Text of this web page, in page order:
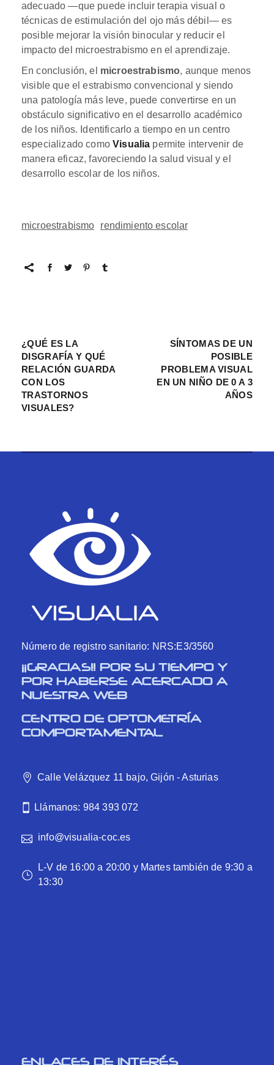
adecuado —que puede incluir terapia visual o
técnicas de estimulación del ojo más débil— es
posible mejorar la visión binocular y reducir el
impacto del microestrabismo en el aprendizaje.
En conclusión, el microestrabismo, aunque menos
visible que el estrabismo convencional y siendo
una patología más leve, puede convertirse en un
obstáculo significativo en el desarrollo académico
de los niños. Identificarlo a tiempo en un centro
especializado comoVisualia permite intervenir de
manera eficaz, favoreciendo la salud visual y el
desarrollo escolar de los niños.
microestrabismo rendimiento escolar
¿QUÉ ES LA
DISGRAFÍA Y QUÉ
RELACIÓN GUARDA
CON LOS
TRASTORNOS
VISUALES?
SÍNTOMAS DE UN
POSIBLE
PROBLEMA VISUAL
EN UN NIÑO DE 0 A 3
AÑOS
Número de registro sanitario: NRS:E3/3560
¡¡GRACIAS!! POR SU TIEMPO Y
POR HABERSE ACERCADO A
NUESTRA WEB
CENTRO DE OPTOMETRÍA
COMPORTAMENTAL
Calle Velázquez 11 bajo, Gijón - Asturias
Llámanos: 984 393 072
info@visualia-coc.es
L-V de 16:00 a 20:00 y Martes también de 9:30 a
13:30
ENLACES DE INTERÉS